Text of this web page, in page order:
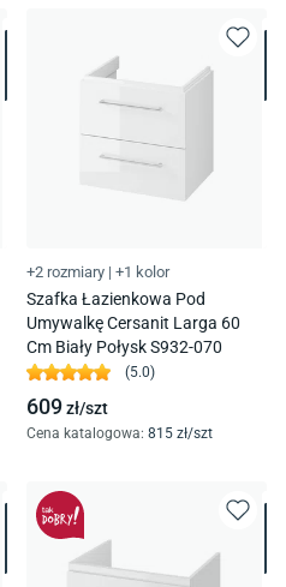
+2 rozmiary | +1 kolor
Szafka Łazienkowa Pod
Umywalkę Cersanit Larga 60
Cm Biały Połysk S932-070
(5.0)
609zł/szt
Cena katalogowa: 815 zł/szt